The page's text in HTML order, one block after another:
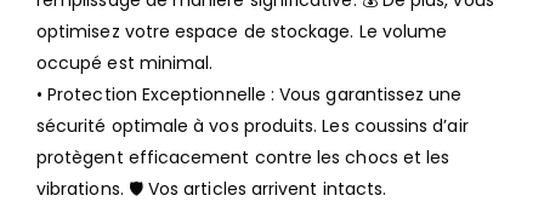
optimisez votre espace de stockage. Le volume
occupé est minimal.
• Protection Exceptionnelle : Vous garantissez une
sécurité optimale à vos produits. Les coussins d’air
protègent efficacement contre les chocs et les
vibrations. 🛡️ Vos articles arrivent intacts.